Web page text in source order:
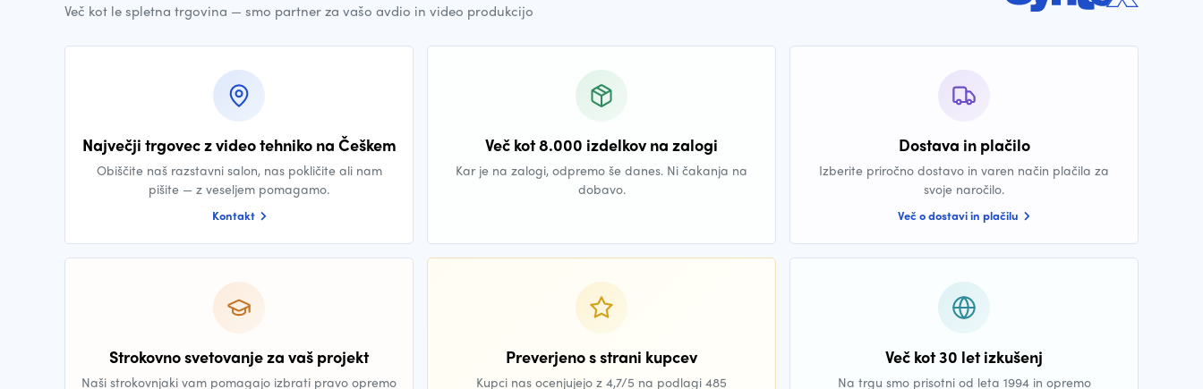
Več kot le spletna trgovina — smo partner za vašo avdio in video produkcijo
Največji trgovec z video tehniko na Češkem
Obiščite naš razstavni salon, nas pokličite ali nam
pišite — z veseljem pomagamo.
Kontakt
Več kot 8.000 izdelkov na zalogi
Kar je na zalogi, odpremo še danes. Ni čakanja na
dobavo.
Dostava in plačilo
Izberite priročno dostavo in varen način plačila za
svoje naročilo.
Več o dostavi in plačilu
Strokovno svetovanje za vaš projekt
Naši strokovnjaki vam pomagajo izbrati pravo opremo
Preverjeno s strani kupcev
Kupci nas ocenjujejo z 4,7/5 na podlagi 485
Več kot 30 let izkušenj
Na trgu smo prisotni od leta 1994 in opremo